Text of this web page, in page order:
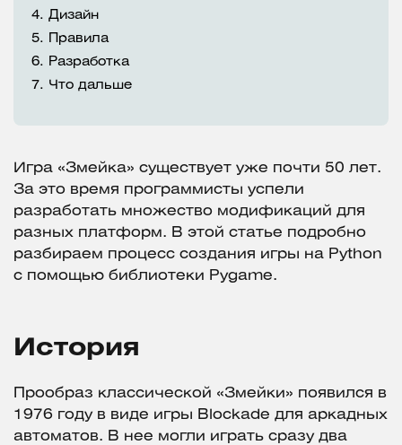
4. Дизайн
5.
Правила
6.
Разработка
7. Что дальше
Игра «Змейка» существует уже почти 50 лет.
За это время программисты успели
разработать множество модификаций для
разных платформ. В этой статье подробно
разбираем процесс создания игры на Python
с помощью библиотеки Pygame.
История
Прообраз классической «Змейки» появился в
1976 году в виде игры Blockade для аркадных
автоматов. В нее могли играть сразу два